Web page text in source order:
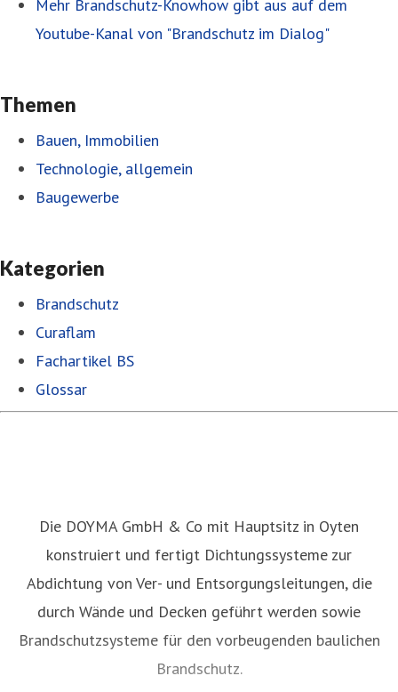
Mehr Brandschutz-Knowhow gibt aus auf dem
Youtube-Kanal von "Brandschutz im Dialog"
Themen
Bauen, Immobilien
Technologie, allgemein
Baugewerbe
Kategorien
Brandschutz
Curaflam
Fachartikel BS
Glossar
Die DOYMA GmbH & Co mit Hauptsitz in Oyten
konstruiert und fertigt Dichtungssysteme zur
Abdichtung von Ver- und Entsorgungsleitungen, die
durch Wände und Decken geführt werden sowie
Brandschutzsysteme für den vorbeugenden baulichen
Brandschutz.